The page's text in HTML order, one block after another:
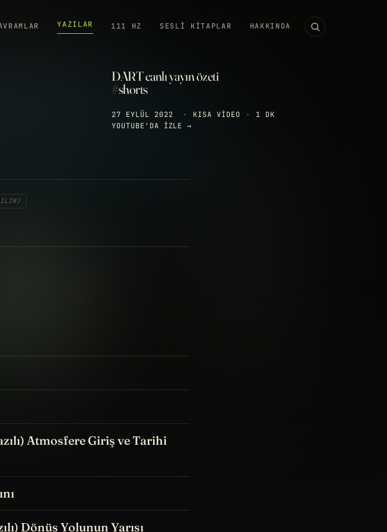
YAZILAR 111 HZ SESLI KITAPLAR HAKKINDA
DART canlı yayın özeti
#shorts
27 EYLÜL 2022 · KISA VIDEO ·
1 DK
YOUTUBE'DA IZLE →
Atmosfere Giriş ve Tarihi
Dönüş Yolunun Yarısı